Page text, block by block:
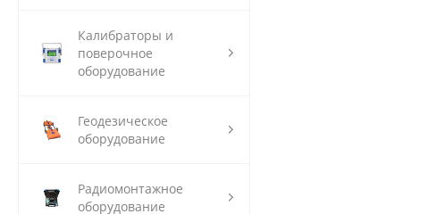
Калибраторы и
поверочное
оборудование
Геодезическое
оборудование
Радиомонтажное
оборудование